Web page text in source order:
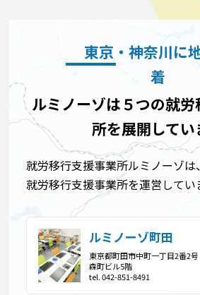
東京・神奈川に
着
ルミノーゾは５つの就
所を展開してい
就労移行支援事業所ルミノーゾ
就労移行支援事業所を運営してい
ルミノーゾ町田
東京都町田市中町一丁目2番2号
森町ビル5階
tel. 042-851-8491